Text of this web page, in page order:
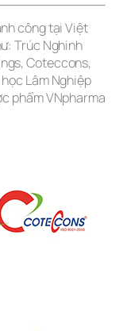
công tại Việt
Trúc Nghinh
Coteccons,
Lâm Nghiệp
phẩm VNpharma